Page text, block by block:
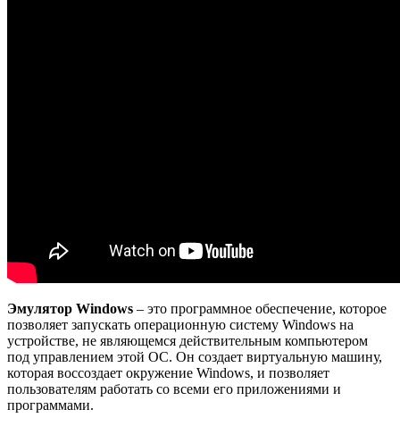
Эмулятор Windows – это программное обеспечение, которое
позволяет запускать операционную систему Windows на
устройстве, не являющемся действительным компьютером
под управлением этой ОС. Он создает виртуальную машину,
которая воссоздает окружение Windows, и позволяет
пользователям работать со всеми его приложениями и
программами.